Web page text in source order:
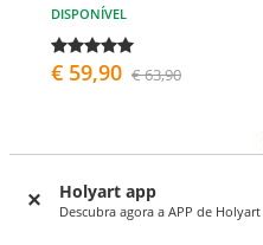
Holyart app
Descubra agora a APP de Holyart
DISPONÍVEL
€ 59,90 € 63,90